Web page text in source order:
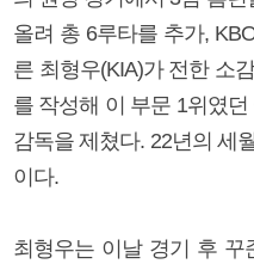
올려 총 6루타를 추가,
른 최형우(KIA)가 전한 소
를 작성해 이 부문 1위였
감독을 제쳤다. 22년의 세
이다.
최형우는 이날 경기 후 꾸